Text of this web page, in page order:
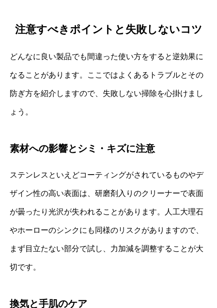
注意すべきポイントと失敗しないコツ
どんなに良い製品でも間違った使い方をすると逆効果に
なることがあります。ここではよくあるトラブルとその
防ぎ方を紹介しますので、失敗しない掃除を心掛けまし
ょう。
素材への影響とシミ・キズに注意
ステンレスといえどコーティングがされているものやデ
ザイン性の高い表面は、研磨剤入りのクリーナーで表面
が曇ったり光沢が失われることがあります。人工大理石
やホーローのシンクにも同様のリスクがありますので、
まず目立たない部分で試し、力加減を調整することが大
切です。
換気と手肌のケア